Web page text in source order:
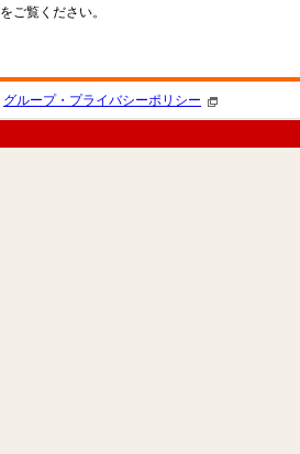
をご覧ください。
グループ・プライバシーポリシー